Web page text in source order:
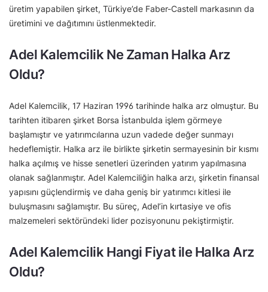
üretim yapabilen şirket, Türkiye’de Faber-Castell markasının da
üretimini ve dağıtımını üstlenmektedir.
Adel Kalemcilik Ne Zaman Halka Arz
Oldu?
Adel Kalemcilik, 17 Haziran 1996 tarihinde halka arz olmuştur. Bu
tarihten itibaren şirket Borsa İstanbulda işlem görmeye
başlamıştır ve yatırımcılarına uzun vadede değer sunmayı
hedeflemiştir. Halka arz ile birlikte şirketin sermayesinin bir kısmı
halka açılmış ve hisse senetleri üzerinden yatırım yapılmasına
olanak sağlanmıştır. Adel Kalemciliğin halka arzı, şirketin finansal
yapısını güçlendirmiş ve daha geniş bir yatırımcı kitlesi ile
buluşmasını sağlamıştır. Bu süreç, Adel’in kırtasiye ve ofis
malzemeleri sektöründeki lider pozisyonunu pekiştirmiştir.
Adel Kalemcilik Hangi Fiyat ile Halka Arz
Oldu?